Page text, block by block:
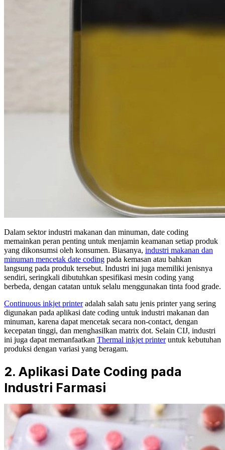
Dalam sektor industri makanan dan minuman, date coding
memainkan peran penting untuk menjamin keamanan setiap produk
yang dikonsumsi oleh konsumen. Biasanya, industri makanan dan
minuman mencetak date coding pada kemasan atau bahkan
langsung pada produk tersebut. Industri ini juga memiliki jenisnya
sendiri, seringkali dibutuhkan spesifikasi mesin coding yang
berbeda, dengan catatan untuk selalu menggunakan tinta food grade.
Continuous inkjet printeradalah salah satu jenis printer yang sering
digunakan pada aplikasi date coding untuk industri makanan dan
minuman, karena dapat mencetak secara non-contact, dengan
kecepatan tinggi, dan menghasilkan matrix dot. Selain CIJ, industri
ini juga dapat memanfaatkan Thermal inkjet printeruntuk kebutuhan
produksi dengan variasi yang beragam.
2. Aplikasi Date Coding pada
Industri Farmasi